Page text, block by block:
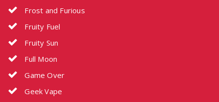
Frost and Furious
Fruity Fuel
Fruity Sun
Full Moon
Game Over
Geek Vape